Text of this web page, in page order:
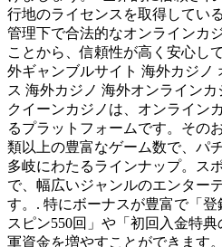
行地のライセンスを取得してい
管理下で合法的なオンラインカ
ことから、信頼性が高く安心し
外ギャンブルサイト 海外カジノ
ス 海外カジノ 海外オンライン
クイーンカジノは、オンライン
るプラットフォームです。その
類以上の豊富なゲーム数で、パ
多岐にわたるラインナップ。ス
で、幅広いジャンルのエンター
す。. 特にボーナスが豊富で「
スピン550回」や「初回入金特
軍資金を増やすことができます